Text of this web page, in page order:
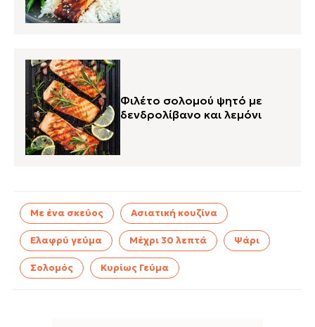
Φιλέτο σολομού ψητό με
δενδρολίβανο και λεμόνι
Με ένα σκεύος Ασιατική κουζίνα
Ελαφρύ γεύμα Μέχρι 30 λεπτά Ψάρι
Σολομός Κυρίως Γεύμα